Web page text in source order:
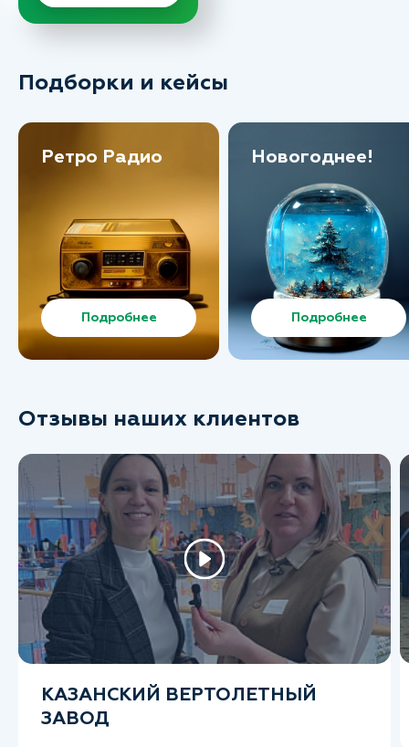
Подборки и кейсы
Ретро Радио
Подробнее
Новогоднее!
Подробнее
Отзывы наших клиентов
КАЗАНСКИЙ ВЕРТОЛЕТНЫЙ
ЗАВОД